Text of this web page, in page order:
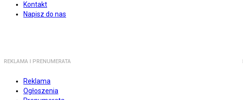
Kontakt
Napisz do nas
REKLAMA I PRENUMERATA
Reklama
Ogłoszenia